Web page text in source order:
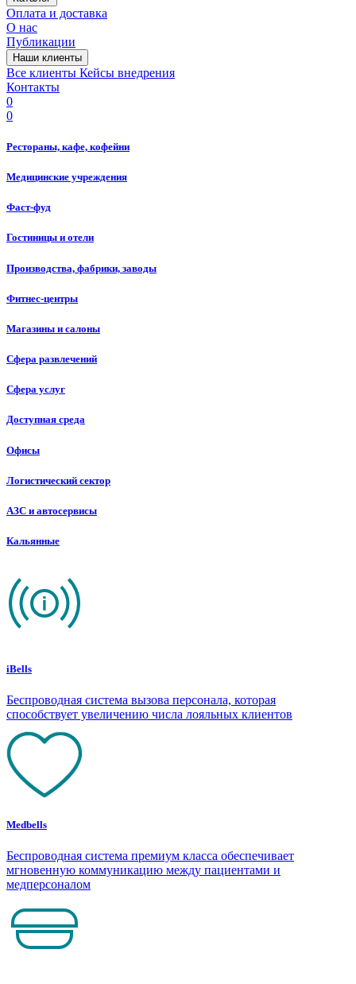
Оплата и доставка
О нас
Публикации
Наши клиенты
Все клиенты Кейсы внедрения
Контакты
0
0
Рестораны, кафе, кофейни
Медицинские учреждения
Фаст-фуд
Гостиницы и отели
Производства, фабрики, заводы
Фитнес-центры
Магазины и салоны
Сфера развлечений
Сфера услуг
Доступная среда
Офисы
Логистический сектор
АЗС и автосервисы
Кальянные
iBells
Беспроводная система вызова персонала, которая
способствует увеличению числа лояльных клиентов
Medbells
Беспроводная система премиум класса обеспечивает
мгновенную коммуникацию между пациентами и
медперсоналом